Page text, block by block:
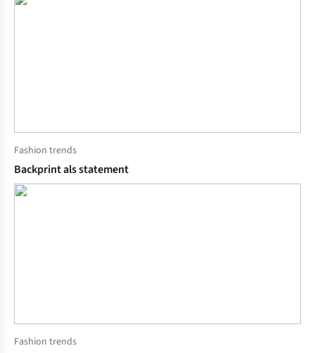
Fashion trends
Backprint als statement
Fashion trends